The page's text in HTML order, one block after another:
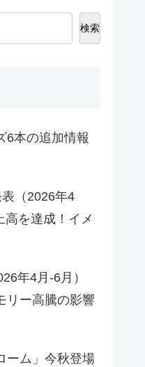
検索
6本の追加情報
（2026年4
高を達成！イメ
年4月-6月）
リー高騰の影響
ーム」今秋登場